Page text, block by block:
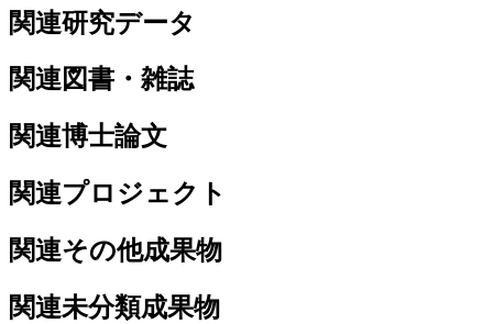
関連研究データ
関連図書・雑誌
関連博士論文
関連プロジェクト
関連その他成果物
関連未分類成果物